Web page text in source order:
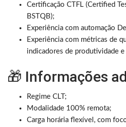
Certificação CTFL (Certified
BSTQB);
Experiência com automação
Experiência com métricas de
indicadores de produtividade e
🎁 Informações
Regime CLT;
Modalidade 100% remota;
Carga horária flexível, com